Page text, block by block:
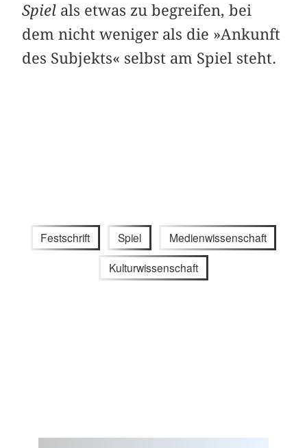
Spiel als etwas zu begreifen, bei
dem nicht weniger als die »Ankunft
des Subjekts« selbst am Spiel steht.
Festschrift Spiel Medienwissenschaft
Kulturwissenschaft